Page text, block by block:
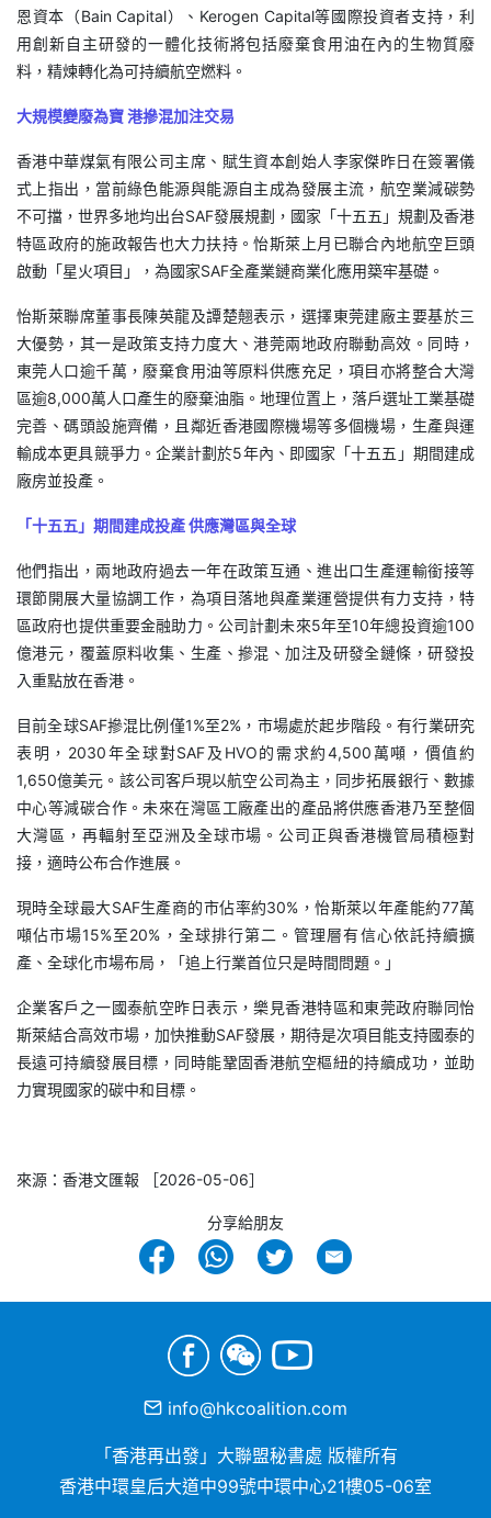
恩資本（Bain Capital）、Kerogen Capital等國際投資者支持，利
用創新自主研發的一體化技術將包括廢棄食用油在內的生物質廢
料，精煉轉化為可持續航空燃料。
大規模變廢為寶 港摻混加注交易
香港中華煤氣有限公司主席、賦生資本創始人李家傑昨日在簽署儀
式上指出，當前綠色能源與能源自主成為發展主流，航空業減碳勢
不可擋，世界多地均出台SAF發展規劃，國家「十五五」規劃及香港
特區政府的施政報告也大力扶持。怡斯萊上月已聯合內地航空巨頭
啟動「星火項目」，為國家SAF全產業鏈商業化應用築牢基礎。
怡斯萊聯席董事長陳英龍及譚楚翹表示，選擇東莞建廠主要基於三
大優勢，其一是政策支持力度大、港莞兩地政府聯動高效。同時，
東莞人口逾千萬，廢棄食用油等原料供應充足，項目亦將整合大灣
區逾8,000萬人口產生的廢棄油脂。地理位置上，落戶選址工業基礎
完善、碼頭設施齊備，且鄰近香港國際機場等多個機場，生產與運
輸成本更具競爭力。企業計劃於5年內、即國家「十五五」期間建成
廠房並投產。
「十五五」期間建成投產 供應灣區與全球
他們指出，兩地政府過去一年在政策互通、進出口生產運輸銜接等
環節開展大量協調工作，為項目落地與產業運營提供有力支持，特
區政府也提供重要金融助力。公司計劃未來5年至10年總投資逾100
億港元，覆蓋原料收集、生產、摻混、加注及研發全鏈條，研發投
入重點放在香港。
目前全球SAF摻混比例僅1%至2%，市場處於起步階段。有行業研究
表明，2030年全球對SAF及HVO的需求約4,500萬噸，價值約
1,650億美元。該公司客戶現以航空公司為主，同步拓展銀行、數據
中心等減碳合作。未來在灣區工廠產出的產品將供應香港乃至整個
大灣區，再輻射至亞洲及全球市場。公司正與香港機管局積極對
接，適時公布合作進展。
現時全球最大SAF生產商的市佔率約30%，怡斯萊以年產能約77萬
噸佔市場15%至20%，全球排行第二。管理層有信心依託持續擴
產、全球化市場布局，「追上行業首位只是時間問題。」
企業客戶之一國泰航空昨日表示，樂見香港特區和東莞政府聯同怡
斯萊結合高效市場，加快推動SAF發展，期待是次項目能支持國泰的
長遠可持續發展目標，同時能鞏固香港航空樞紐的持續成功，並助
力實現國家的碳中和目標。
來源：香港文匯報 ［2026-05-06］
分享給朋友
info@hkcoalition.com
「香港再出發」大聯盟秘書處 版權所有
香港中環皇后大道中99號中環中心21樓05-06室